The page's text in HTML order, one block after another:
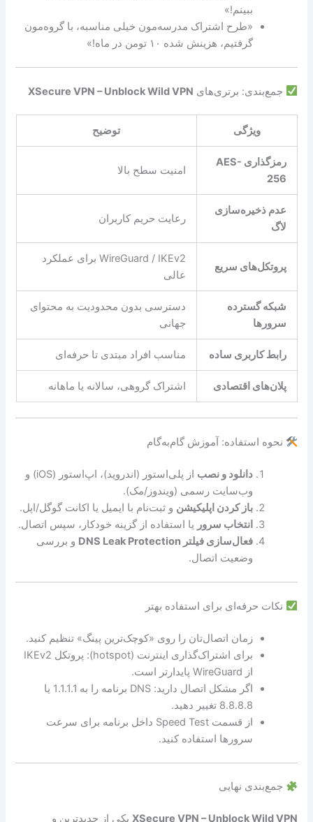
ببینم!»
«طرح اشتراک مدرسه‌مون خیلی مناسبه، با گروه‌مون
گرفتیم، هزینش شده ۱۰ تومن در ماه!»
جمع‌بندی: برتری‌های XSecure VPN – Unblock Wild VPN
ویژگی توضیح
رمزگذاری AES-
256
امنیت سطح بالا
عدم ذخیره‌سازی
لاگ
رعایت حریم کاربران
پروتکل‌های سریع
WireGuard / IKEv2 برای عملکرد
عالی
شبکه گسترده
سرورها
دسترسی بدون محدودیت به محتوای
جهانی
رابط کاربری ساده مناسب افراد مبتدی تا حرفه‌ای
پلان‌های اقتصادی اشتراک گروهی، سالانه یا ماهانه
نحوه استفاده: آموزش گام‌به‌گام
دانلود و نصب
از پلی‌استور (اندروید)، اپ‌استور (iOS) و
وب‌سایت رسمی (ویندوز/مک).
باز کردن اپلیکیشن و ثبت‌نام با ایمیل یا اکانت گوگل/اپل.
انتخاب سرور یا استفاده از گزینه خودکار، سپس اتصال.
فعال‌سازی فیلتر DNS Leak Protection
و بررسی
وضعیت اتصال.
نکات حرفه‌ای برای استفاده بهتر
زمان اتصال‌تان را روی «کوچک‌ترین پینگ» تنظیم کنید.
برای اشتراک‌گذاری اینترنت (hotspot): پروتکل IKEv2
از WireGuard پایدارتر است.
اگر مشکل اتصال دارید: DNS برنامه را به 1.1.1.1 یا
8.8.8.8 تغییر دهید.
از قسمت Speed Test داخل برنامه برای سرعت
سرورها استفاده کنید.
جمع‌بندی نهایی
XSecure VPN – Unblock Wild VPN یکی از جدیدترین و